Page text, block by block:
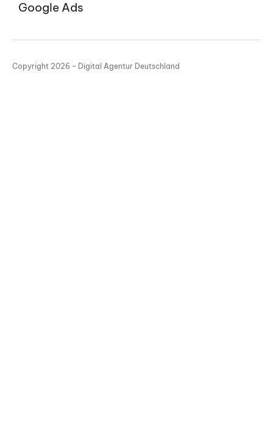
Google Ads
Copyright 2026 - Digital Agentur Deutschland